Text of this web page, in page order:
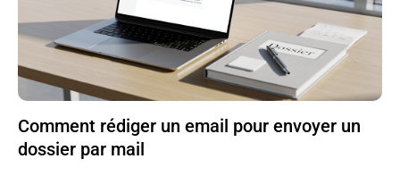
Comment rédiger un email pour envoyer un
dossier par mail